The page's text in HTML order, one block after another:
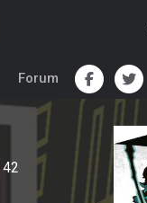
Forum
42